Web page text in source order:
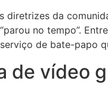
diretrizes da
no tempo”.
de bate-papo
de vídeo